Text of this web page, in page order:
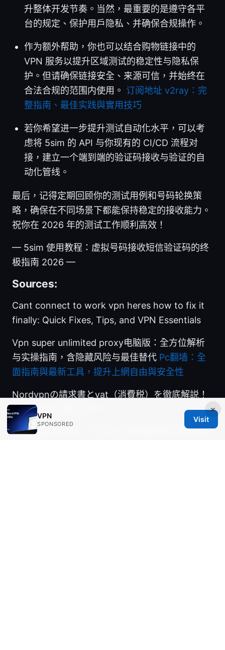
升整体开发节奏。当然，最重要的是遵守各平
台的规定、保护用户隐私、并确保合规操作。
作为额外帮助，你也可以结合购物链接中的
VPN 服务以提升区域测试的稳定性与隐私保
护。但请确保链接安全、来源可信，并始终在
合法合规的范围内使用。 订阅地址 v2ray：完
整指南、最佳实践與實用技巧
若你希望进一步提升测试自动化水平，可以考
虑将 5sim 的 API 与你现有的 CI/CD 流程对
接，建立一个端到端的验证码接收与验证的自
动化管线。
最后，记得定期回顾你的测试用例和号码轮换策
略，确保在不同场景下都能保持稳定的接收能力。
祝你在 2026 年的测试工作顺利高效！
— 5sim 使用教程：虚拟号码接收短信验证码的终
极指南 2026 —
Sources:
Cant connect to work vpn heres how to fix it
finally: Quick Fixes, Tips, and VPN Essentials
Vpn super unlimited proxy电脑版：全方位解析
与实操指南，含隐藏风险与最佳替代 Pc翻墙：全
面指南與最新工具，提升上網自由與安全性
Nordvpnの請求書とvat（消費税）を徹底解説！
インボイス 最新ガイド
不登录看youtube：VPNs 让你畅通观影与隐私保
×
VPN
SPONSORED
Visit